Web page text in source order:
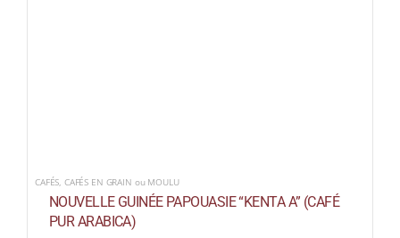
CAFÉS CAFÉS EN GRAIN ou MOULU
NOUVELLE GUINÉE PAPOUASIE “KENTA A” (CAFÉ
PUR ARABICA)